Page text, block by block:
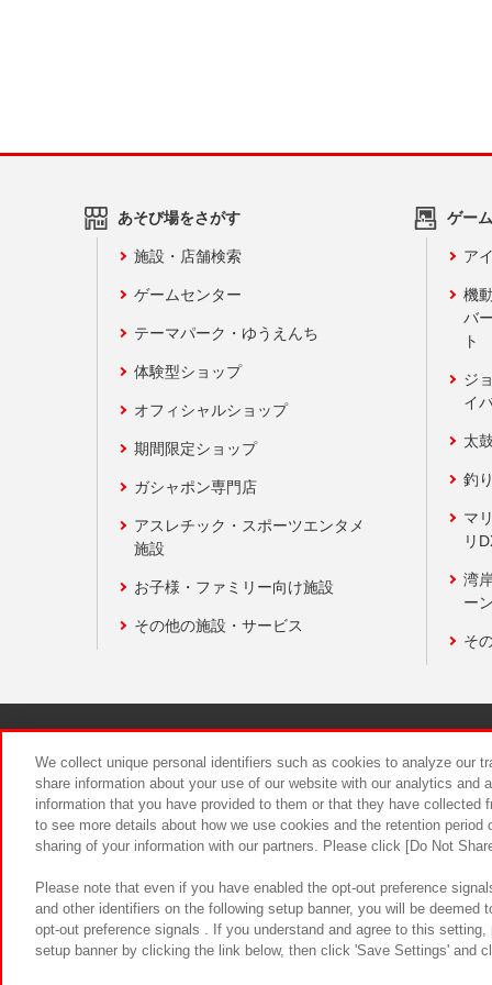
あそび場をさがす
施設・店舗検索
ゲームセンター
テーマパーク・ゆうえんち
体験型ショップ
オフィシャルショップ
期間限定ショップ
ガシャポン専門店
アスレチック・スポーツエンタメ
施設
お子様・ファミリー向け施設
その他の施設・サービス
ゲー
ア
機
バ
ト
ジ
イ
太
釣
マ
リ
湾
ー
そ
食品のご
We collect unique personal identifiers such as cookies to analyze our
share information about your use of our website with our analytics and
information that you have provided to them or that they have
to see more details about how we use cookies and the retention
sharing of your information with our partners. Please click [Do Not
Please note that even if you have enabled the opt-out preference
and other identifiers on the following setup banner, you will be
opt-out preference signals . If you understand and agree to this
setup banner by clicking the link below, then click 'Save Settings' and